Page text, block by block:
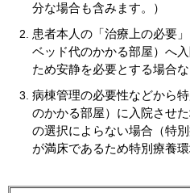
分な場合も含みます。）
患者本人の「治療上の必要
ベッド代のかかる部屋）へ
ため安静を必要とする場合な
病棟管理の必要性などから
のかかる部屋）に入院させ
の選択によらない場合（特
が満床であるため特別療養